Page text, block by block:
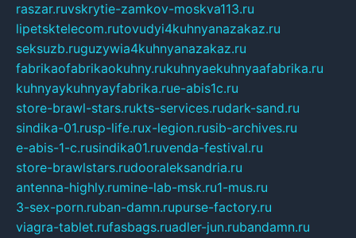
raszar.ruvskrytie-zamkov-moskva113.ru
lipetsktelecom.rutovudyi4kuhnyanazakaz.ru
seksuzb.ruguzywia4kuhnyanazakaz.ru
fabrikaofabrikaokuhny.rukuhnyaekuhnyaafabrika.ru
kuhnyaykuhnyayfabrika.rue-abis1c.ru
store-brawl-stars.rukts-services.rudark-sand.ru
sindika-01.rusp-life.rux-legion.rusib-archives.ru
e-abis-1-c.rusindika01.ruvenda-festival.ru
store-brawlstars.rudooraleksandria.ru
antenna-highly.rumine-lab-msk.ru1-mus.ru
3-sex-porn.ruban-damn.rupurse-factory.ru
viagra-tablet.rufasbags.ruadler-jun.rubandamn.ru